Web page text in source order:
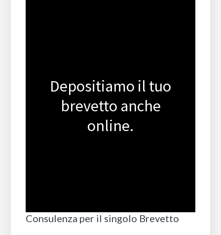
Depositiamo il tuo
brevetto anche
online.
Consulenza per il singolo Brevetto